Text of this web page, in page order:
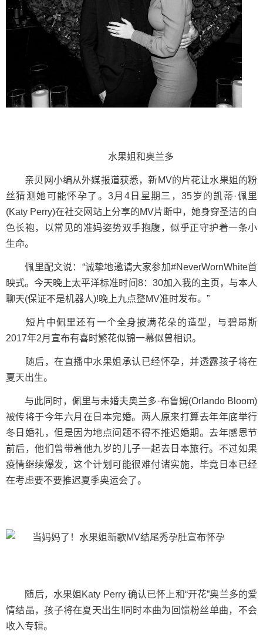
水果姐和奥兰多
亲贝网小编从外媒报道获悉，新MV的片花让水果姐的粉
丝猜测她可能怀孕了。3月4日星期三，35岁的凯蒂·佩里
(Katy Perry)在社交网站上分享的MV片断中，她身穿圣洁的白
色长袍，以常见的准妈姿势双手抱腹，似乎正守护着一条小
生命。
佩里配文说：“诚挚地邀请大家参加#NeverWornWhite首
映式。今天晚上太平洋标准时间8：30加入我的主页，与本人
聊天(保证不是机器人)!晚上九点整MV准时发布。”
短片中佩里还有一个全身披满花朵的造型，与碧昂斯
2017年2月宣布有喜时繁花似锦一幕似曾相识。
随后，在直播中水果姐承认已经怀孕，并透露孩子将在
夏天出生。
与此同时，佩里与未婚夫奥兰多·布鲁姆(Orlando Bloom)
被传将于今年六月在日本完婚。两人原来打算去年年底举行
冬日婚礼，但是因为地点问题不得不推迟婚期。去年感恩节
前后，他们曾带着他九岁的儿子一起去日本旅行。不过如果
疫情继续爆发，这个计划可能很难付诸实施，毕竟日本已经
在考虑要不要推迟夏季奥运会了。
随后，水果姐Katy Perry 确认已怀上和“开花”奥兰多的爱
情结晶，孩子将在夏天出生!同时本曲为回馈粉丝单曲，不会
收入专辑。